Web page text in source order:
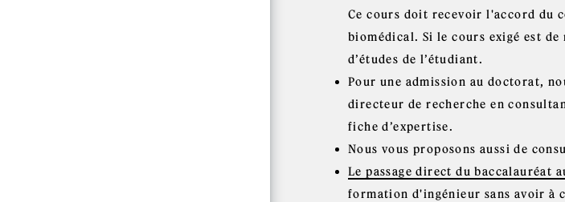
Ce cours doit recevoir l'accord du
biomédical. Si le cours exigé est
d’études de l’étudiant.
Pour une admission au doctorat,
directeur de recherche en
fiche d’expertise.
Nous vous proposons aussi de
Le passage direct du baccalauréat
formation d'ingénieur sans avoir à